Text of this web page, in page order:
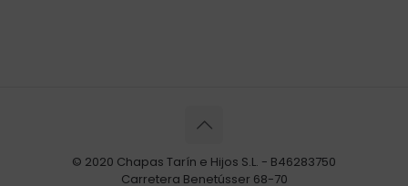
© 2020 Chapas Tarín e Hijos S.L. - B46283750
Carretera Benetússer 68-70